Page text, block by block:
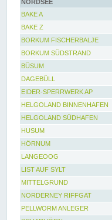
NORDSEE
BAKE A
BAKE Z
BORKUM FISCHERBALJE
BORKUM SÜDSTRAND
BÜSUM
DAGEBÜLL
EIDER-SPERRWERK AP
HELGOLAND BINNENHAFEN
HELGOLAND SÜDHAFEN
HUSUM
HÖRNUM
LANGEOOG
LIST AUF SYLT
MITTELGRUND
NORDERNEY RIFFGAT
PELLWORM ANLEGER